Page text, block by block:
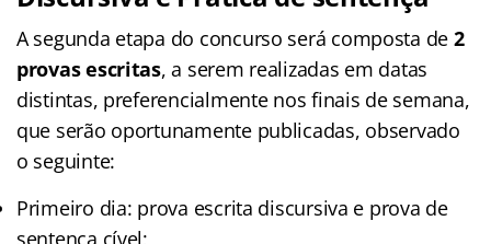
A segunda etapa do concurso será composta de 2
provas escritas, a serem realizadas em datas
distintas, preferencialmente nos finais de semana,
que serão oportunamente publicadas, observado
o seguinte:
Primeiro dia: prova escrita discursiva e prova de
sentença cível;